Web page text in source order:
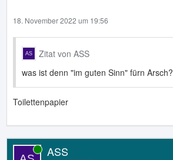
18. November 2022 um 19:56
Zitat von ASS
was ist denn "im guten Sinn" fürn Arsch?
Toilettenpapier
ASS
Online